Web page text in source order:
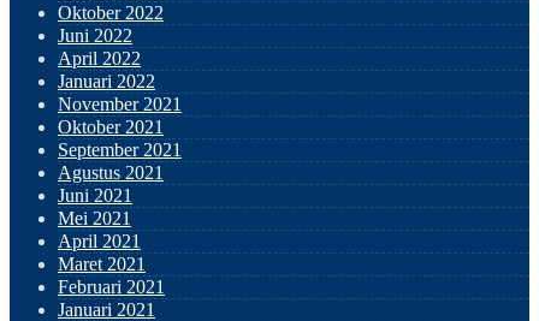
Oktober 2022
Juni 2022
April 2022
Januari 2022
November 2021
Oktober 2021
September 2021
Agustus 2021
Juni 2021
Mei 2021
April 2021
Maret 2021
Februari 2021
Januari 2021